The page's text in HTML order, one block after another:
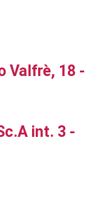
Valfrè, 18 -
int. 3 -